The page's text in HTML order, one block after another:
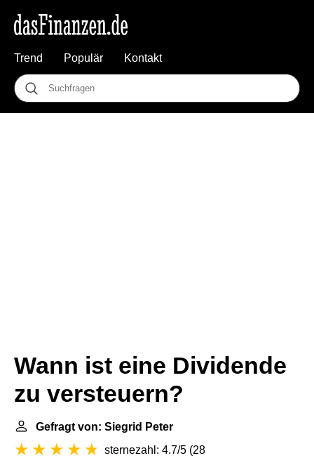
Trend Populär Kontakt
Wann ist eine Dividende
zu versteuern?
Gefragt von: Siegrid Peter
sternezahl: 4.7/5 (28